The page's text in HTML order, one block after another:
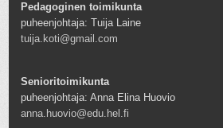
Pedagoginen toimikunta
puheenjohtaja: Tuija Laine
tuija.koti@gmail.com
Senioritoimikunta
puheenjohtaja: Anna Elina Huovio
anna.huovio@edu.hel.fi